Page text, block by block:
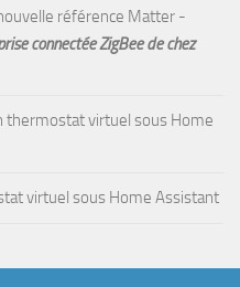
référence Matter -
connectée ZigBee de chez
thermostat virtuel sous Home
virtuel sous Home Assistant